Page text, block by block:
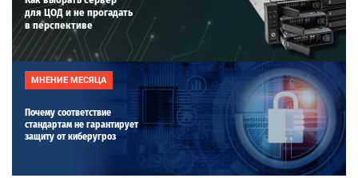
для ЦОД и не прогадать
в перспективе
МНЕНИЕ МЕСЯЦА
Почему соответствие
стандартам не гарантирует
защиту от киберугроз